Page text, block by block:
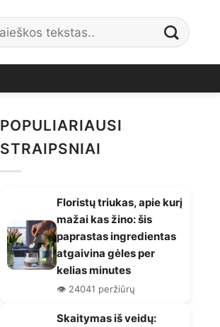
POPULIARIAUSI
STRAIPSNIAI
Floristų triukas, apie kurį
mažai kas žino: šis
paprastas ingredientas
atgaivina gėles per
kelias minutes
👁️ 24041 peržiūrų
Skaitymas iš veidų: